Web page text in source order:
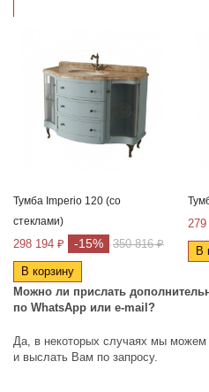
Тумба Imperio 120 (со
стеклами)
298 194 ₽ -15% 350 816 ₽
В корзину
279
В
Можно ли прислать
по WhatsApp или e-mail ?
Да, в некоторых случаях мы
и выслать Вам по запросу.